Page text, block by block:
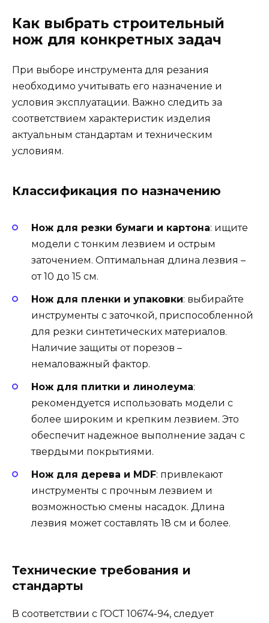
Как выбрать строительный
нож для конкретных задач
При выборе инструмента для резания
необходимо учитывать его назначение и
условия эксплуатации. Важно следить за
соответствием характеристик изделия
актуальным стандартам и техническим
условиям.
Классификация по назначению
Нож для резки бумаги и картона: ищите
модели с тонким лезвием и острым
заточением. Оптимальная длина лезвия –
от 10 до 15 см.
Нож для пленки и упаковки: выбирайте
инструменты с заточкой, приспособленной
для резки синтетических материалов.
Наличие защиты от порезов –
немаловажный фактор.
Нож для плитки и линолеума:
рекомендуется использовать модели с
более широким и крепким лезвием. Это
обеспечит надежное выполнение задач с
твердыми покрытиями.
Нож для дерева и MDF: привлекают
инструменты с прочным лезвием и
возможностью смены насадок. Длина
лезвия может составлять 18 см и более.
Технические требования и
стандарты
В соответствии с ГОСТ 10674-94, следует